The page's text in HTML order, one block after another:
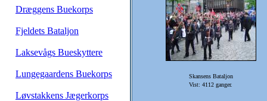
Dræggens Buekorps
Fjeldets Bataljon
Laksevågs Bueskyttere
Lungegaardens Buekorps
Løvstakkens Jægerkorps
Skansens Bataljon
Vist: 4112 ganger.